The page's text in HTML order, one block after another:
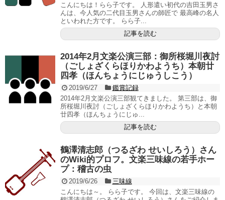
こんにちは！らら子です。 人形遣い初代の吉田玉男さ
んは、今人気の二代目玉男さんの師匠で 最高峰の名人
といわれた方です。 らら子...
記事を読む
2014年2月文楽公演三部：御所桜堀川夜討
（ごしょざくらほりかわようち）本朝廿
四孝（ほんちょうにじゅうしこう）
2019/6/27
鑑賞記録
2014年2月文楽公演三部観てきました。 第三部は、御
所桜堀川夜討（ごしょざくらほりかわようち）と本朝
廿四孝（ほんちょうにじゅ...
記事を読む
鶴澤清志郎（つるざわ せいしろう）さん
のWiki的プロフ。文楽三味線の若手ホー
プ：稽古の虫
2019/6/26
三味線
こんにちは～。 らら子です。 今回は、文楽三味線の